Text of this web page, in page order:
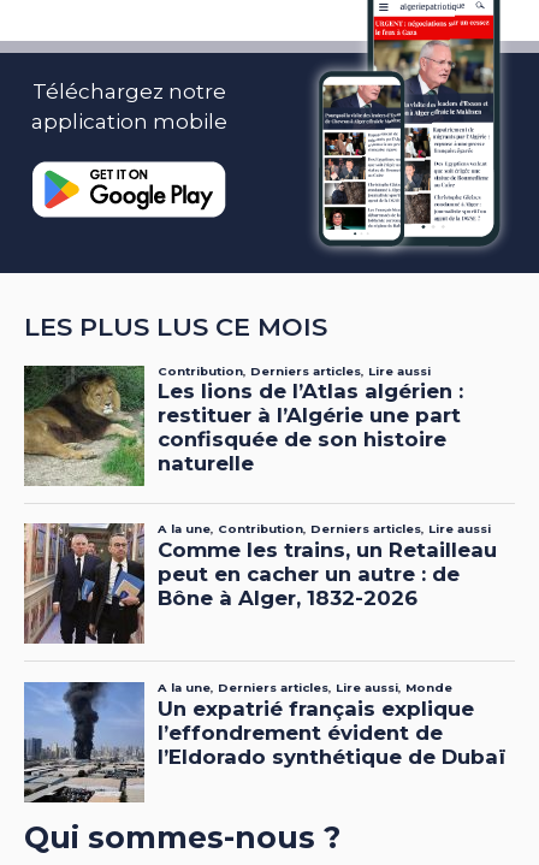
Téléchargez notre
application mobile
LES PLUS LUS CE MOIS
Qui sommes-nous ?